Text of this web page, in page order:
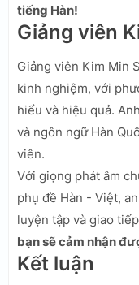
tiếng Hàn!
Giảng viên
Giảng viên Kim Min
kinh nghiệm, với
hiểu và hiệu quả.
và ngôn ngữ Hàn
viên.
Với giọng phát âm
phụ đề Hàn - Việt,
luyện tập và giao
bạn sẽ cảm nhận
Kết luận